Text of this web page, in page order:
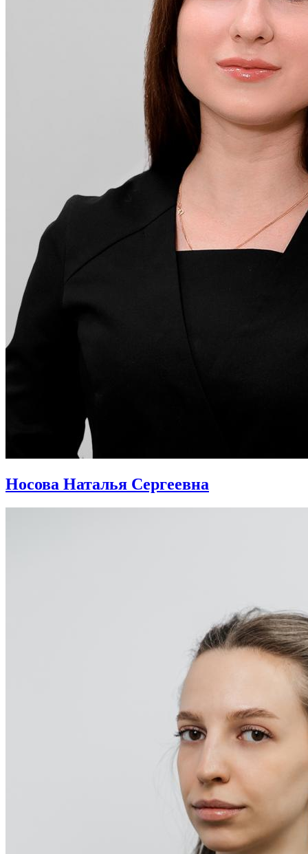
Носова Наталья Сергеевна